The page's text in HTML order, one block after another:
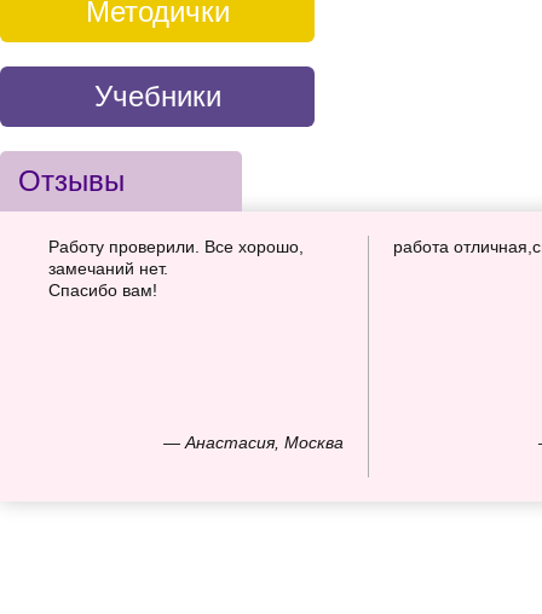
Методички
Учебники
Отзывы
— Анастасия, Москва
Работу проверили. Все хорошо,
замечаний нет.
Спасибо вам!
работа